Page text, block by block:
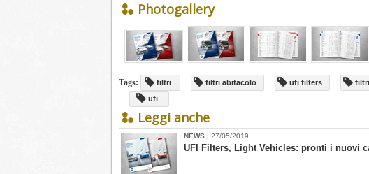
Photogallery
Tags: filtri filtri abitacolo ufi filters
ufi
Leggi anche
NEWS | 27/05/2019
UFI Filters, Light Vehicles: pronti i nuovi